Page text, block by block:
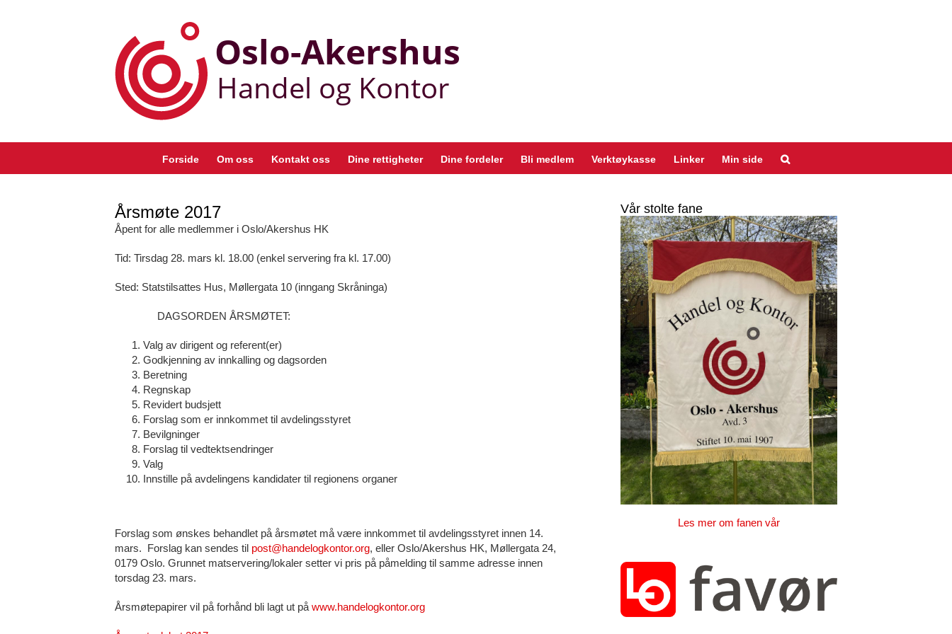
Forside Om oss Kontakt oss Dine rettigheter Dine fordeler Bli medlem Verktøykasse Linker Min side
Årsmøte 2017
Åpent for alle medlemmer i Oslo/Akershus HK
Tid: Tirsdag 28. mars kl. 18.00 (enkel servering fra kl. 17.00)
Sted: Statstilsattes Hus, Møllergata 10 (inngang Skråninga)
DAGSORDEN ÅRSMØTET:
Valg av dirigent og referent(er)
Godkjenning av innkalling og dagsorden
Beretning
Regnskap
Revidert budsjett
Forslag som er innkommet til avdelingsstyret
Bevilgninger
Forslag til vedtektsendringer
Valg
Innstille på avdelingens kandidater til regionens organer
Forslag som ønskes behandlet på årsmøtet må være innkommet til avdelingsstyret innen 14.
mars. Forslag kan sendes til post@handelogkontor.org, eller Oslo/Akershus HK, Møllergata 24,
0179 Oslo. Grunnet matservering/lokaler setter vi pris på påmelding til samme adresse innen
torsdag 23. mars.
Årsmøtepapirer vil på forhånd bli lagt ut på www.handelogkontor.org
Vår stolte fane
Les mer om fanen vår